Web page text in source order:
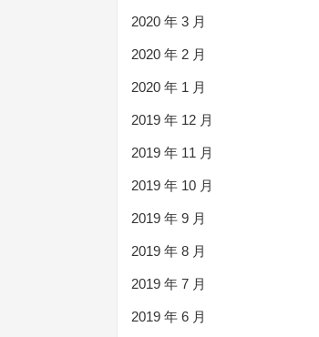
2020 年 3 月
2020 年 2 月
2020 年 1 月
2019 年 12 月
2019 年 11 月
2019 年 10 月
2019 年 9 月
2019 年 8 月
2019 年 7 月
2019 年 6 月